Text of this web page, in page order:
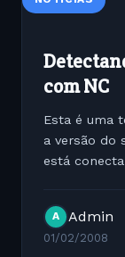
com NC
Esta é uma
a versão do
está
A Admin
01/02/2008